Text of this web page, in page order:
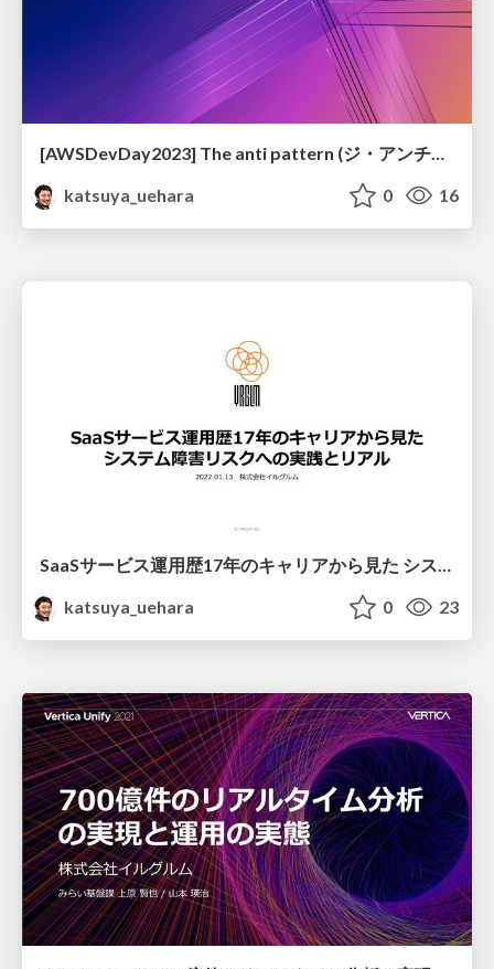
[AWSDevDay2023] The anti pattern (ジ・アンチパターン)
katsuya_uehara
0 16
katsuya_uehara
0 23